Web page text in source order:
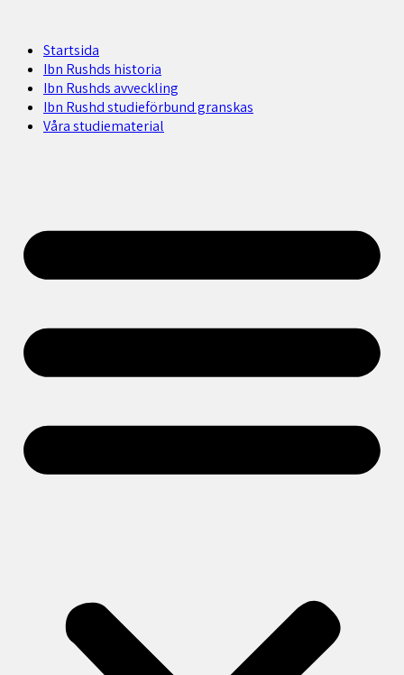
Startsida
Ibn Rushds historia
Ibn Rushds avveckling
Ibn Rushd studieförbund granskas​
Våra studiematerial